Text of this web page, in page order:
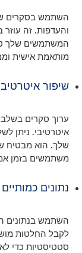
והעדפות. זה
המשתמשים שלך
מותאמת אישית
שיפור
ערוך סקרים
איטרטיבי. ניתן
שלך. הוא מבטיח
משתמשים בזמן
נתונים
לקבל החלטות
סטטיסטיות כדי